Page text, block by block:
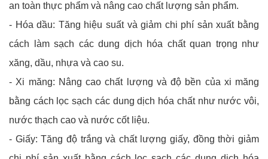
an toàn thực phẩm và nâng cao chất lượng sản phẩm.
- Hóa dầu: Tăng hiệu suất và giảm chi phí sản xuất bằng
cách làm sạch các dung dịch hóa chất quan trọng như
xăng, dầu, nhựa và cao su.
- Xi măng: Nâng cao chất lượng và độ bền của xi măng
bằng cách lọc sạch các dung dịch hóa chất như nước vôi,
nước thạch cao và nước cốt liệu.
- Giấy: Tăng độ trắng và chất lượng giấy, đồng thời giảm